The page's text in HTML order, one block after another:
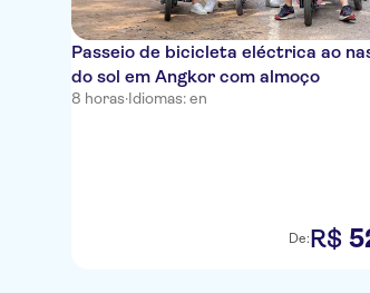
Passeio de bicicleta eléctrica ao
do sol em Angkor com almoço
8 horas·Idiomas: en
De:R$